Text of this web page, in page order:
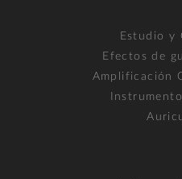
Estudio y
Efectos de
Amplificación